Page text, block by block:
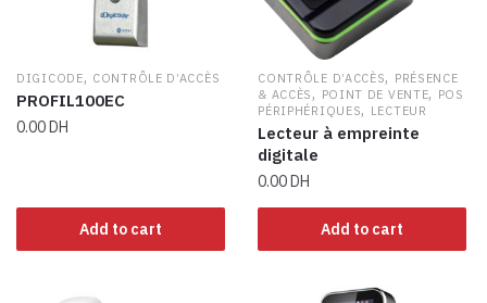
DIGICODE, CONTRÔLE D’ACCÈS
PROFIL100EC
0.00DH
Add to cart
CONTRÔLE D’ACCÈS, PRÉSENCE
& ACCÈS , POINT DE VENTE, POS
PÉRIPHÉRIQUES, LECTEUR
Lecteur à empreinte
digitale
0.00DH
Add to cart